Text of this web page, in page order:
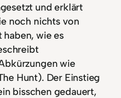
und erklärt
noch nichts von
wie es
wie
Hunt). Der Einstieg
bisschen gedauert,